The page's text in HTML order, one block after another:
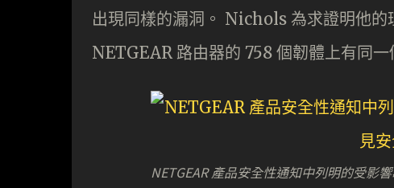
出現同樣的漏洞。 Nichols 為求證明他的
NETGEAR 路由器的 758 個韌體上有同一
NETGEAR 產品安全性通知中列明的受影